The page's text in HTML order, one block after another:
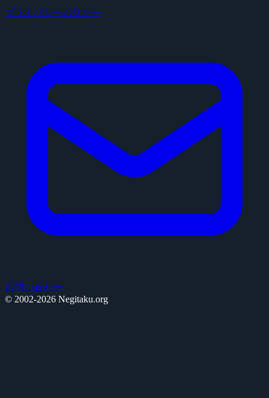
プライバシーポリシー
お問い合わせ
© 2002-2026 Negitaku.org